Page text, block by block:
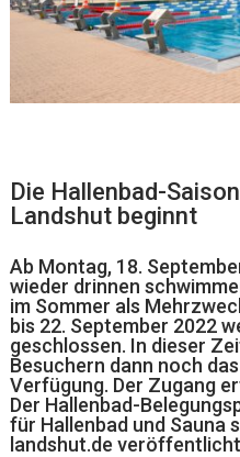
Die Hallenbad-
Landshut beginnt
Ab Montag, 18.
wieder drinnen
im Sommer als
bis 22. September 2022
geschlossen. In dieser
Besuchern dann noch
Verfügung. Der Zugang
Der Hallenbad-
für Hallenbad und Sauna
landshut.de